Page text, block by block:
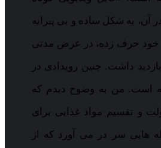
آن، به شکل ساده و بی پیرایه
خود حرف زده، در عرض مدتی
میلیون بازدید داشت. چنین رویدادی در
است. من به وضوح دیدم که
و تقسیم مواد غذایی برای
هایی سر در می آورد که از